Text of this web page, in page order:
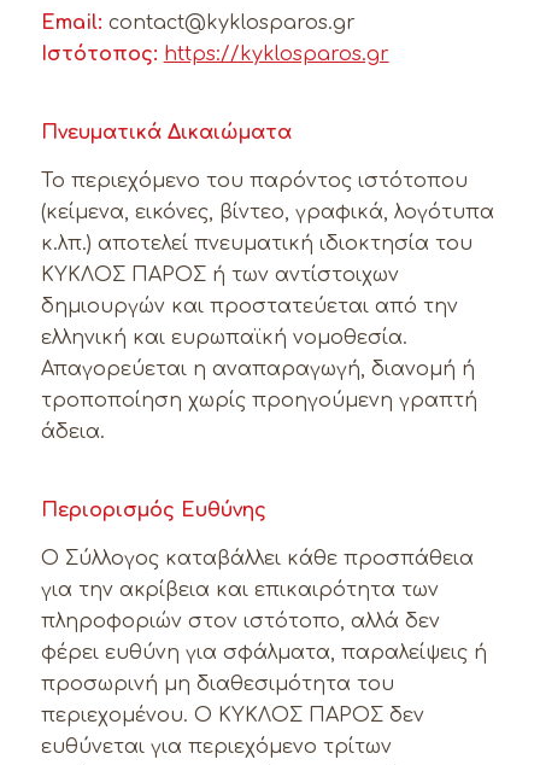
Email: contact@kyklosparos.gr
Ιστότοπος: https://kyklosparos.gr
Πνευματικά Δικαιώματα
Το περιεχόμενο του παρόντος ιστότοπου
(κείμενα, εικόνες, βίντεο, γραφικά, λογότυπα
κ.λπ.) αποτελεί πνευματική ιδιοκτησία του
ΚΥΚΛΟΣ ΠΑΡΟΣ ή των αντίστοιχων
δημιουργών και προστατεύεται από την
ελληνική και ευρωπαϊκή νομοθεσία.
Απαγορεύεται η αναπαραγωγή, διανομή ή
τροποποίηση χωρίς προηγούμενη γραπτή
άδεια.
Περιορισμός Ευθύνης
Ο Σύλλογος καταβάλλει κάθε προσπάθεια
για την ακρίβεια και επικαιρότητα των
πληροφοριών στον ιστότοπο, αλλά δεν
φέρει ευθύνη για σφάλματα, παραλείψεις ή
προσωρινή μη διαθεσιμότητα του
περιεχομένου. Ο ΚΥΚΛΟΣ ΠΑΡΟΣ δεν
ευθύνεται για περιεχόμενο τρίτων